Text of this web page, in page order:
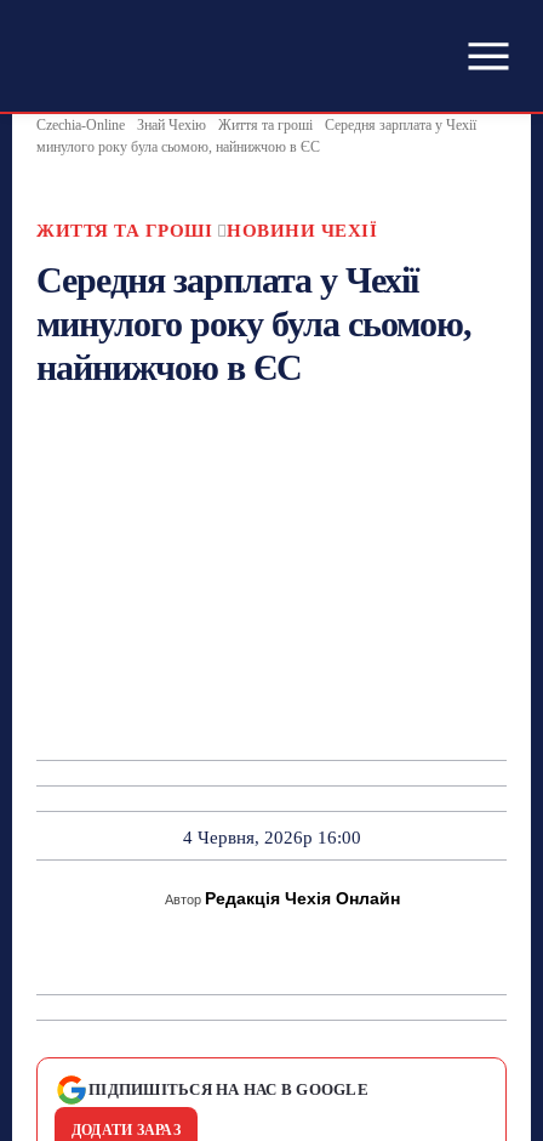
Czechia-Online Знай Чехію Життя та гроші
Середня зарплата у Чехії
минулого року була сьомою, найнижчою в ЄС
ЖИТТЯ ТА ГРОШІ НОВИНИ ЧЕХІЇ
Середня зарплата у Чехії
минулого року була сьомою,
найнижчою в ЄС
4 Червня, 2026р 16:00
Автор Редакція Чехія Онлайн
ПІДПИШІТЬСЯ НА НАС В GOOGLE
ДОДАТИ ЗАРАЗ